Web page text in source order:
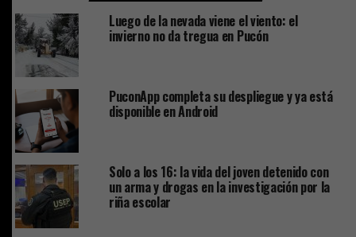
Luego de la nevada viene el viento: el
invierno no da tregua en Pucón
PuconApp completa su despliegue y ya está
disponible en Android
Solo a los 16: la vida del joven detenido con
un arma y drogas en la investigación por la
riña escolar